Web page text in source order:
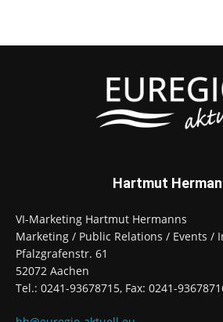
Hartmut
VI-Marketing Hartmut Hermanns
Marketing / Public Relations / Events /
Pfalzgrafenstr. 61
52072 Aachen
Tel.: 0241-93678715, Fax: 0241-